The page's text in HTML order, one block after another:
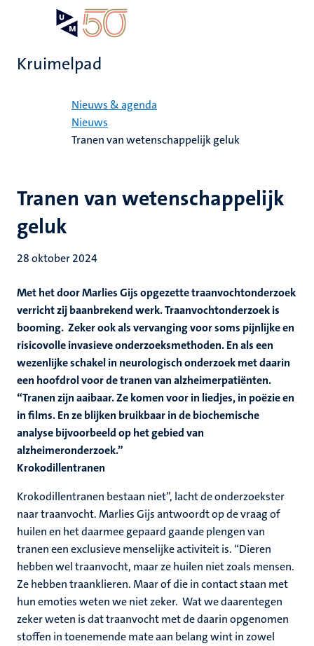
Kruimelpad
Nieuws & agenda
Nieuws
Tranen van wetenschappelijk geluk
Tranen van wetenschappelijk
geluk
28 oktober 2024
Met het door Marlies Gijs opgezette traanvochtonderzoek
verricht zij baanbrekend werk. Traanvochtonderzoek is
booming. Zeker ook als vervanging voor soms pijnlijke en
risicovolle invasieve onderzoeksmethoden. En als een
wezenlijke schakel in neurologisch onderzoek met daarin
een hoofdrol voor de tranen van alzheimerpatiënten.
“Tranen zijn aaibaar. Ze komen voor in liedjes, in poëzie en
in films. En ze blijken bruikbaar in de biochemische
analyse bijvoorbeeld op het gebied van
alzheimeronderzoek.”
Krokodillentranen
Krokodillentranen bestaan niet”, lacht de onderzoekster
naar traanvocht. Marlies Gijs antwoordt op de vraag of
huilen en het daarmee gepaard gaande plengen van
tranen een exclusieve menselijke activiteit is. “Dieren
hebben wel traanvocht, maar ze huilen niet zoals mensen.
Ze hebben traanklieren. Maar of die in contact staan met
hun emoties weten we niet zeker. Wat we daarentegen
zeker weten is dat traanvocht met de daarin opgenomen
stoffen in toenemende mate aan belang wint in zowel